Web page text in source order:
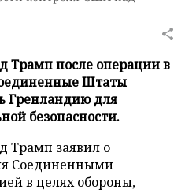
Трамп после операции в
Штаты
Гренландию для
безопасности.
Трамп заявил о
Соединенными
в целях обороны,